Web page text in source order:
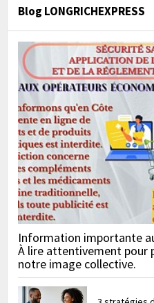
Blog LONGRICHEXPRESS
Information importante
À lire attentivement pour
notre image collective.